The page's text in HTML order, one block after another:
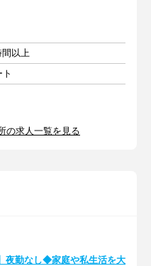
間以上
の求人一覧を見る
夜勤なし◆家庭や私生活を大